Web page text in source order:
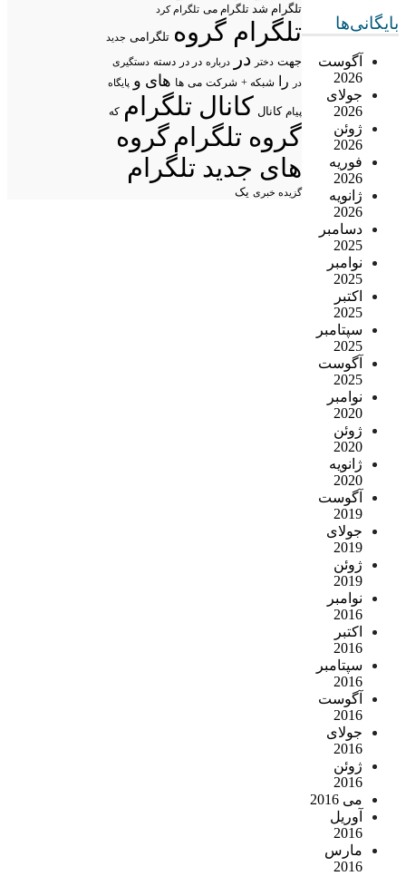
بایگانی‌ها
آگوست
2026
جولای
2026
ژوئن
2026
فوریه
2026
ژانویه
2026
دسامبر
2025
نوامبر
2025
اکتبر
2025
سپتامبر
2025
آگوست
2025
نوامبر
2020
ژوئن
2020
ژانویه
2020
آگوست
2019
جولای
2019
ژوئن
2019
نوامبر
2016
اکتبر
2016
سپتامبر
2016
آگوست
2016
جولای
2016
ژوئن
2016
می 2016
آوریل
2016
مارس
2016
تلگرام شد تلگرام می تلگرام کرد
تلگرام گروه تلگرامی جدید
جهت دختر در درباره در در دسته دستگیری
در
را شبکه + شرکت می ها های و پایگاه
پیام کانال کانال تلگرام که
گروه تلگرامگروه
های جدید تلگرام
گزیده خبری یک